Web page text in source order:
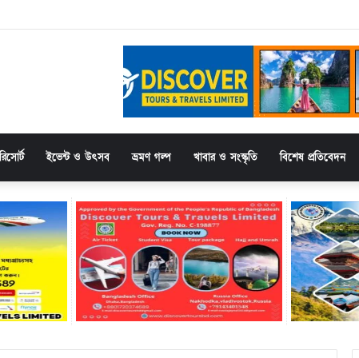
casino-de.de und vielfältigen Spielmöglichkeiten für jeden
ইভেন্ট ও উৎসব ভ্রমণ গল্প খাবার ও সংস্কৃতি বিশেষ প্রতিবেদন